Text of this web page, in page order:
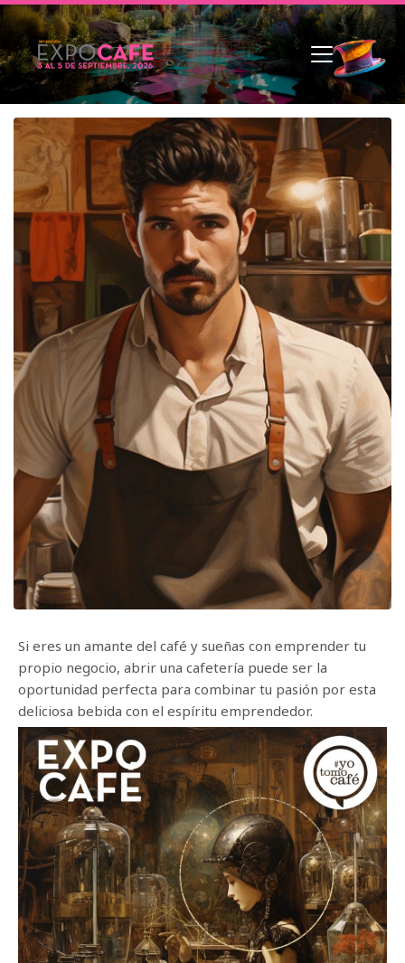
Si eres un amante del café y sueñas con emprender tu
propio negocio, abrir una cafetería puede ser la
oportunidad perfecta para combinar tu pasión por esta
deliciosa bebida con el espíritu emprendedor.